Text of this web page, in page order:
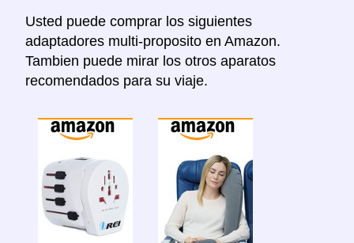
Usted puede comprar los siguientes
adaptadores multi-proposito en Amazon.
Tambien puede mirar los otros aparatos
recomendados para su viaje.